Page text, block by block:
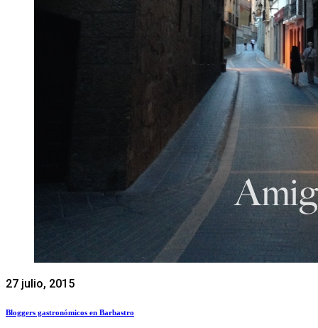
27 julio, 2015
Bloggers gastronómicos en Barbastro